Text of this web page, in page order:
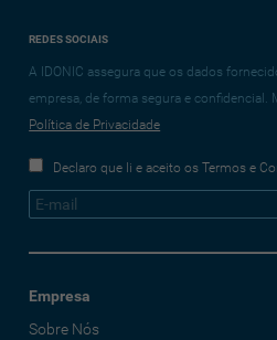
REDES SOCIAIS
A IDONIC assegura que os dados
empresa, de forma segura e confidencial.
Política de Privacidade
Declaro que li e aceito os Termos e
Empresa
Sobre Nós